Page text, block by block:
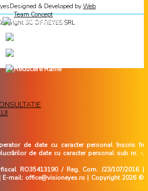
Designed & Developed byWeb
Team Concept
SC OPTIEYES SRL
de date cu caracter personal înscris în
de date cu caracter personal sub nr. -.
RO35413190 / Reg. Com. J23/107/2016 |
E-mail: office@visioneyes.ro | Copyright 2026 ©